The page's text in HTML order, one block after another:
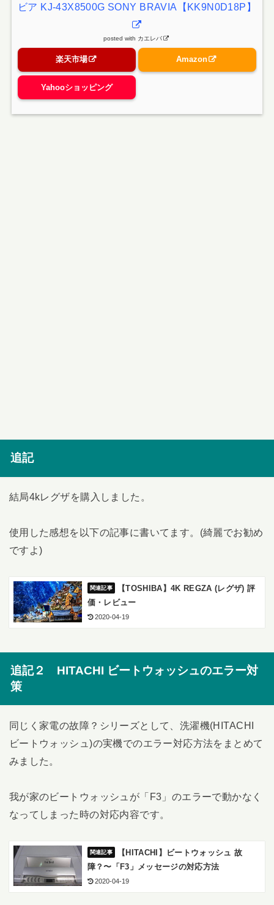
ビア KJ-43X8500G SONY BRAVIA【KK9N0D18P】
posted with カエレバ
楽天市場 Amazon
Yahooショッピング
追記
結局4kレグザを購入しました。
使用した感想を以下の記事に書いてます。(綺麗でお勧め
ですよ)
【TOSHIBA】4K REGZA (レグザ) 評
価・レビュー
2020-04-19
追記２ HITACHI ビートウォッシュのエラー対
策
同じく家電の故障？シリーズとして、洗濯機(HITACHI
ビートウォッシュ)の実機でのエラー対応方法をまとめて
みました。
我が家のビートウォッシュが「F3」のエラーで動かなく
なってしまった時の対応内容です。
【HITACHI】ビートウォッシュ 故
障？〜「F3」メッセージの対応方法
2020-04-19